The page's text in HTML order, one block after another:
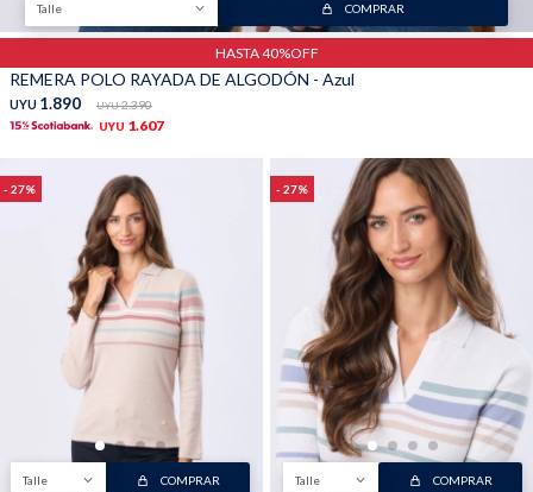
Talle COMPRAR
HASTA 40%OFF
REMERA POLO RAYADA DE ALGODÓN - Azul
UYU 1.890 UYU 2.390
UYU 1.607
27
Talle COMPRAR
27
Talle COMPRAR